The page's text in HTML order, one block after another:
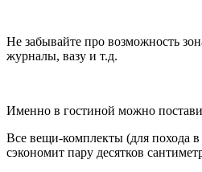
Не забывайте про возможность
журналы, вазу и т.д.
Именно в гостиной можно
Все вещи-комплекты (для похода
сэкономит пару десятков